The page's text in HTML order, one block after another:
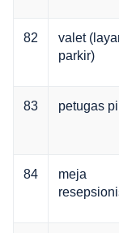
82
valet
parkir)
83 petugas
84
meja